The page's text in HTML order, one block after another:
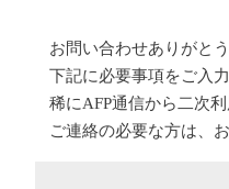
お問い合わせありがと
下記に必要事項をご入
稀にAFP通信から二次
ご連絡の必要な方は、